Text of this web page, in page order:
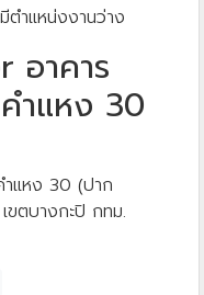
ตำแหน่งงานว่าง
อาคาร
ำแหง 30
ำแหง 30 (ปาก
ขตบางกะปิ กทม.